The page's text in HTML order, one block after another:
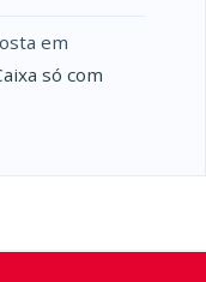
em
só com